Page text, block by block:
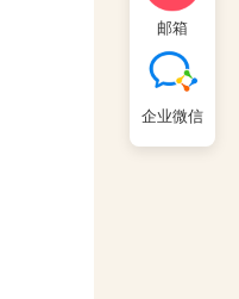
邮箱
企业微信